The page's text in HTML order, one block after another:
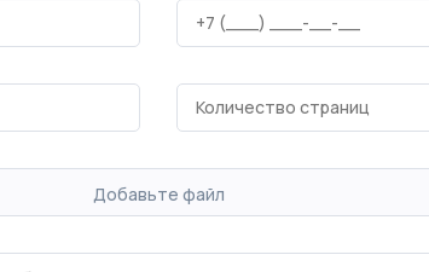
Добавьте файл